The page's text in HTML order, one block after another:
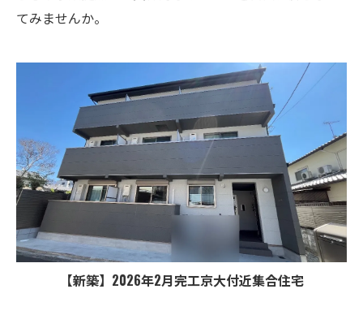
てみませんか。
【新築】2026年2月完工京大付近集合住宅